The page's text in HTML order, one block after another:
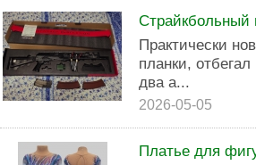
Страйкбольный
Практически
планки,
два а...
2026-05-05
Платье для